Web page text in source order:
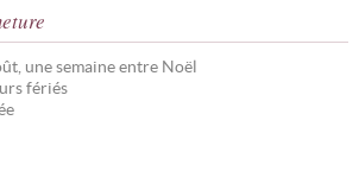
une semaine entre Noël
fériés